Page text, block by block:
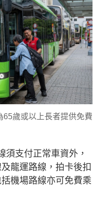
歲或以上長者提供免費
須支付正常車資外，
龍運路線，拍卡後扣
機場路線亦可免費乘